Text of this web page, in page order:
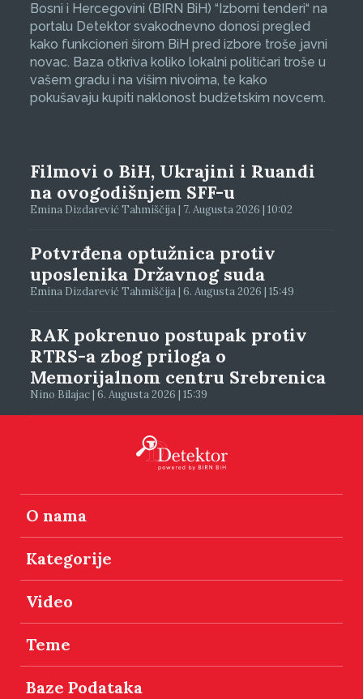
Bosni i Hercegovini (BIRN BiH) “Izborni tenderi“ na
portalu Detektor svakodnevno donosi pregled
kako funkcioneri širom BiH pred izbore troše javni
novac. Baza otkriva koliko lokalni političari troše u
vašem gradu i na višim nivoima, te kako
pokušavaju kupiti naklonost budžetskim novcem.
Filmovi o BiH, Ukrajini i Ruandi
na ovogodišnjem SFF-u
Emina Dizdarević Tahmiščija | 7. Augusta 2026 | 10:02
Potvrđena optužnica protiv
uposlenika Državnog suda
Emina Dizdarević Tahmiščija | 6. Augusta 2026 | 15:49
RAK pokrenuo postupak protiv
RTRS-a zbog priloga o
Memorijalnom centru Srebrenica
Nino Bilajac | 6. Augusta 2026 | 15:39
O nama
Kategorije
Video
Teme
Baze Podataka